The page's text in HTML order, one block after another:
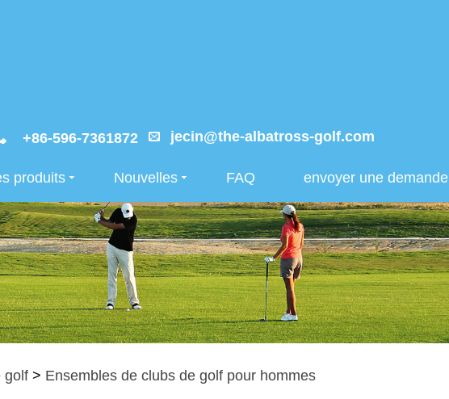
+86-596-7361872 jecin@the-albatross-golf.com
produits Nouvelles FAQ envoyer une demande
golf > Ensembles de clubs de golf pour hommes